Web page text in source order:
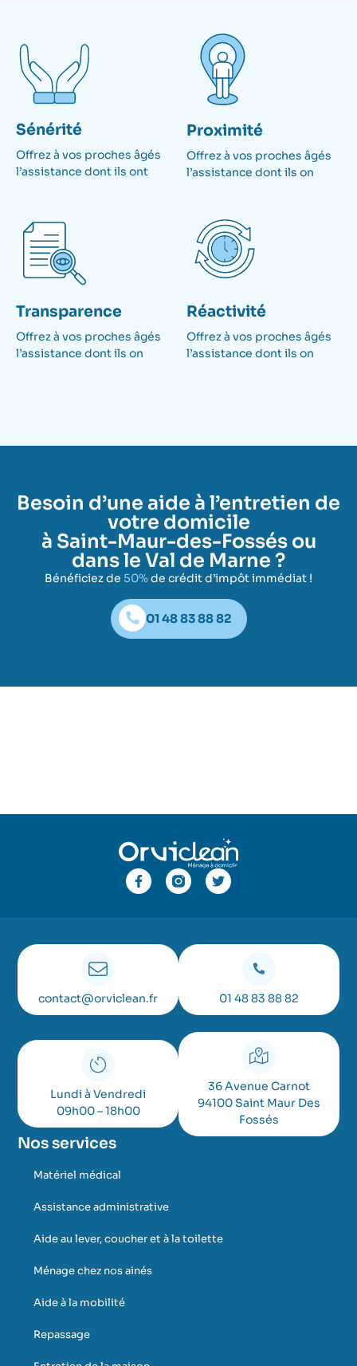
Sénérité
Offrez à vos proches âgés
l’assistance dont ils ont​
Proximité
Offrez à vos proches âgés
l’assistance dont ils on
Transparence
Offrez à vos proches âgés
l’assistance dont ils on
Réactivité
Offrez à vos proches âgés
l’assistance dont ils on
Besoin d’une aide à l’entretien de
votre domicile
à Saint-Maur-des-Fossés ou
dans le Val de Marne ?
Bénéficiez de 50%de crédit d’impôt immédiat !
01 48 83 88 82
contact@orviclean.fr 01 48 83 88 82
Lundi à Vendredi
09h00 – 18h00
36 Avenue Carnot
94100 Saint Maur Des
Fossés
Nos services
Matériel médical
Assistance administrative
Aide au lever, coucher et à la toilette
Ménage chez nos ainés
Aide à la mobilité
Repassage